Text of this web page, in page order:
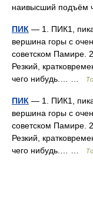
наивысший
ПИК — 1. ПИК1,
вершина горы с
советском Памире.
Резкий,
чего нибудь.… …
ПИК — 1. ПИК1,
вершина горы с
советском Памире.
Резкий,
чего нибудь.… …